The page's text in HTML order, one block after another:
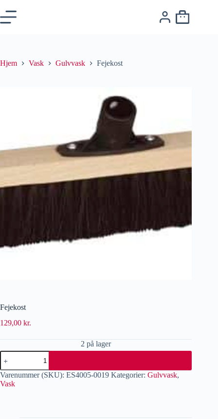
Hjem Vask Gulvvask Fejekost
Fejekost
129,00 kr.
2 på lager
Varenummer (SKU): ES4005-0019 Kategorier: Gulvvask,
Vask